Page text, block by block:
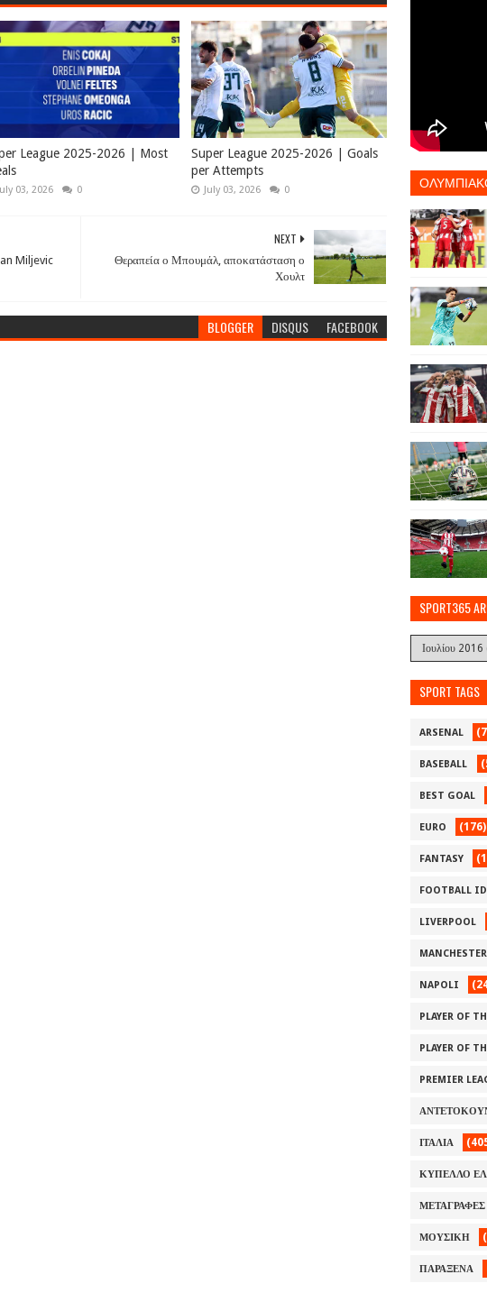
League 2025-2026 | Most
03, 2026 0
Super League 2025-2026 | Goals
per Attempts
July 03, 2026 0
NEXT
Θεραπεία ο Μπουμάλ, αποκατάσταση ο
Χουλτ
Miljevic
BLOGGER DISQUS FACEBOOK
SPORT365
SPORT TAGS
ARSENAL
BASEBALL
BEST GOAL
EURO (176)
FANTASY
FOOTBALL
LIVERPOOL
NAPOLI
PLAYER OF
PLAYER OF
PREMIER
ΙΤΑΛΙΑ
ΚΥΠΕΛΛΟ
ΜΕΤΑΓΡΑΦΕΣ
ΜΟΥΣΙΚΗ
ΠΑΡΑΞΕΝΑ